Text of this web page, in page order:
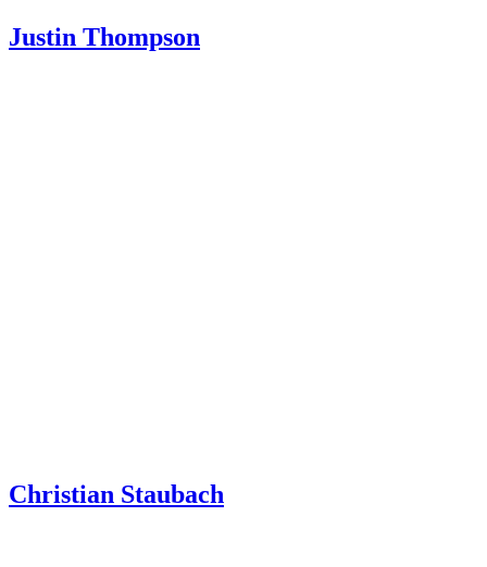
Justin Thompson
Christian Staubach